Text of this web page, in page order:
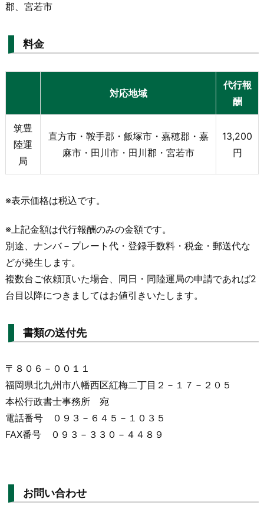
郡、宮若市
料金
対応地域
代行報
酬
筑豊
陸運
局
直方市・鞍手郡・飯塚市・嘉穂郡・嘉
麻市・田川市・田川郡・宮若市
13,200
円
※表示価格は税込です。
※上記金額は代行報酬のみの金額です。
別途、ナンバ－プレート代・登録手数料・税金・郵送代な
どが発生します。
複数台ご依頼頂いた場合、同日・同陸運局の申請であれば2
台目以降につきましてはお値引きいたします。
書類の送付先
〒８０６－００１１
福岡県北九州市八幡西区紅梅二丁目２－１７－２０５
本松行政書士事務所 宛
電話番号 ０９３－６４５－１０３５
FAX番号 ０９３－３３０－４４８９
お問い合わせ